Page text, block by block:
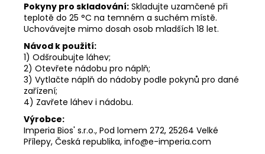
Pokyny pro skladování: Skladujte uzamčené při
teplotě do 25 °C na temném a suchém místě.
Uchovávejte mimo dosah osob mladších 18 let.
Návod k použití:
1) Odšroubujte láhev;
2) Otevřete nádobu pro náplň;
3) Vytlačte náplň do nádoby podle pokynů pro dané
zařízení;
4) Zavřete láhev i nádobu.
Výrobce:
Imperia Bios' s.r.o., Pod lomem 272, 25264 Velké
Přílepy, Česká republika, info@e-imperia.com